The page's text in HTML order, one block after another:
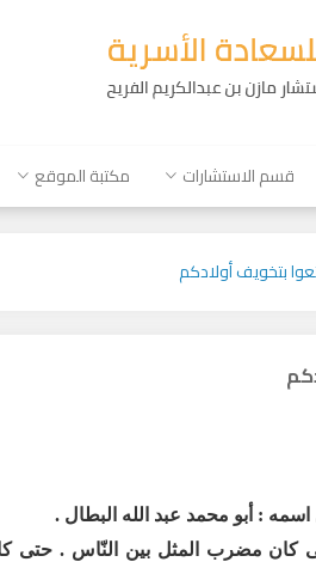
قسم الاستشارات مكتبة الموقع
بتخويف أولادكم
: أبو محمد عبد الله البطال .
كان مضرب المثل بين النّاس . حتى